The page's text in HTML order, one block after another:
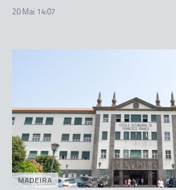
20 Mai 14:07
MADEIRA